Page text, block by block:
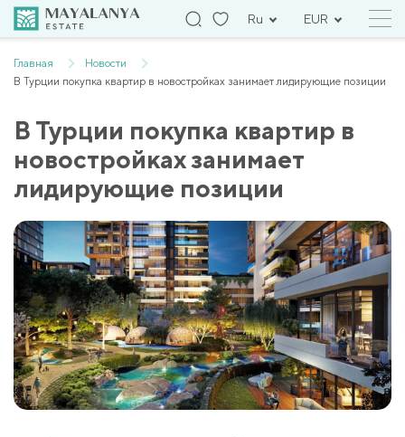
Ru EUR
Главная
Новости
В Турции покупка квартир в новостройках занимает лидирующие позиции
В Турции покупка квартир в
новостройках занимает
лидирующие позиции